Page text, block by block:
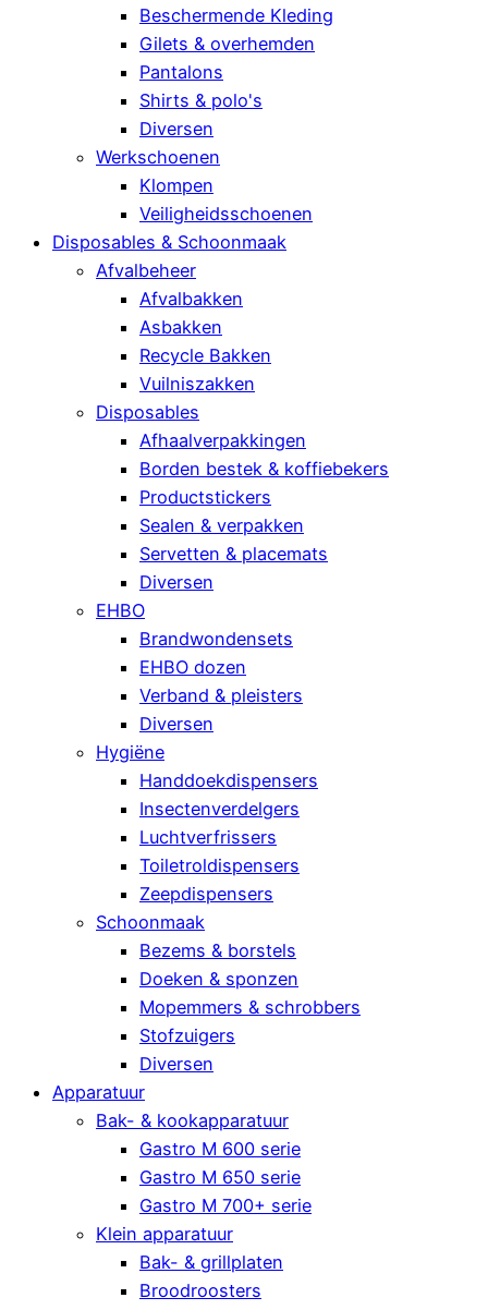
Beschermende Kleding
Gilets & overhemden
Pantalons
Shirts & polo's
Diversen
Werkschoenen
Klompen
Veiligheidsschoenen
Disposables & Schoonmaak
Afvalbeheer
Afvalbakken
Asbakken
Recycle Bakken
Vuilniszakken
Disposables
Afhaalverpakkingen
Borden bestek & koffiebekers
Productstickers
Sealen & verpakken
Servetten & placemats
Diversen
EHBO
Brandwondensets
EHBO dozen
Verband & pleisters
Diversen
Hygiëne
Handdoekdispensers
Insectenverdelgers
Luchtverfrissers
Toiletroldispensers
Zeepdispensers
Schoonmaak
Bezems & borstels
Doeken & sponzen
Mopemmers & schrobbers
Stofzuigers
Diversen
Apparatuur
Bak- & kookapparatuur
Gastro M 600 serie
Gastro M 650 serie
Gastro M 700+ serie
Klein apparatuur
Bak- & grillplaten
Broodroosters